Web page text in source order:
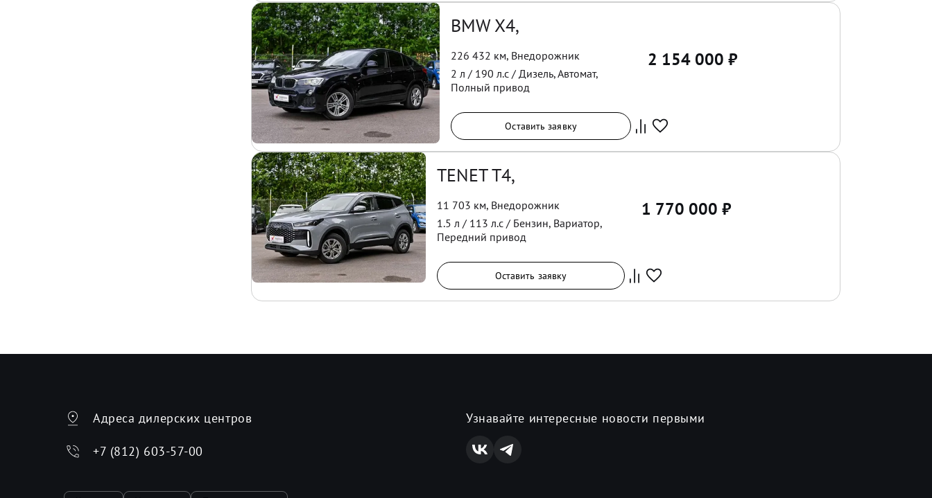
BMW X4,
226 432 км, Внедорожник
2 л / 190 л.с / Дизель,Автомат,
Полный привод
2 154 000 ₽
Оставить заявку
TENET T4,
11 703 км, Внедорожник
1.5 л / 113 л.с / Бензин, Вариатор,
Передний привод
1 770 000 ₽
Оставить заявку
Адреса дилерских центров
+7 (812) 603-57-00
Узнавайте интересные новости первыми